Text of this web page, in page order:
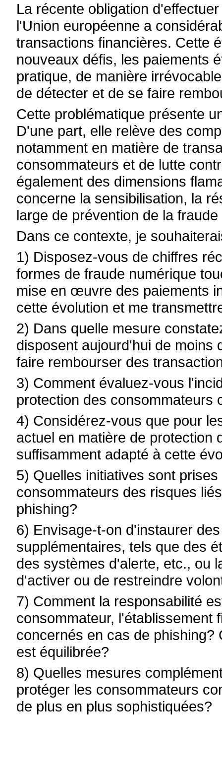
La récente obligation
l'Union européenne a
transactions financières. Cette
nouveaux défis, les paiements
pratique, de manière
de détecter et de se faire
Cette problématique présente
D'une part, elle relève des
notamment en matière de
consommateurs et de lutte
également des dimensions
concerne la sensibilisation, la
large de prévention de la
Dans ce contexte, je
1) Disposez-vous de chiffres
formes de fraude numérique
mise en œuvre des paiements
cette évolution et me
2) Dans quelle mesure
disposent aujourd'hui de moins
faire rembourser des
3) Comment évaluez-vous
protection des consommateurs
4) Considérez-vous que pour
actuel en matière de protection
suffisamment adapté à cette
5) Quelles initiatives sont
consommateurs des risques
phishing?
6) Envisage-t-on d'instaurer
supplémentaires, tels que des
des systèmes d'alerte, etc., ou
d'activer ou de restreindre
7) Comment la responsabilité
consommateur, l'établissement
concernés en cas de
est équilibrée?
8) Quelles mesures
protéger les consommateurs
de plus en plus sophistiquées?